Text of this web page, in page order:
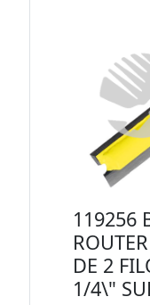
119256
DE 2
1/4\"